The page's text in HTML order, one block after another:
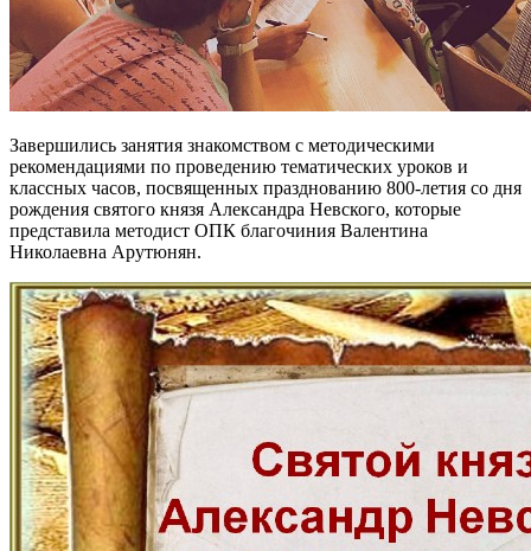
Завершились занятия знакомством с методическими
рекомендациями по проведению тематических уроков и
классных часов, посвященных празднованию 800-летия со дня
рождения святого князя Александра Невского, которые
представила методист ОПК благочиния Валентина
Николаевна Арутюнян.